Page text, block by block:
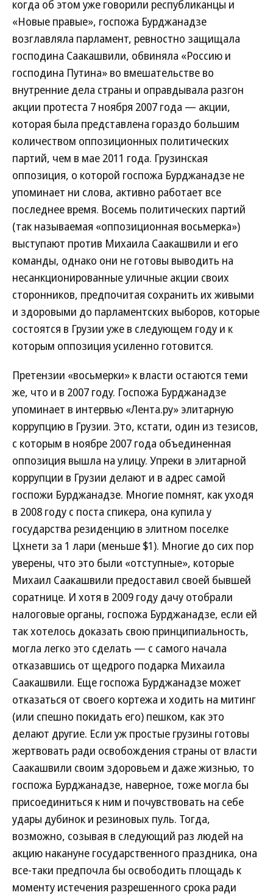
когда об этом уже говорили республиканцы и
«Новые правые», госпожа Бурджанадзе
возглавляла парламент, ревностно защищала
господина Саакашвили, обвиняла «Россию и
господина Путина» во вмешательстве во
внутренние дела страны и оправдывала разгон
акции протеста 7 ноября 2007 года — акции,
которая была представлена гораздо большим
количеством оппозиционных политических
партий, чем в мае 2011 года. Грузинская
оппозиция, о которой госпожа Бурджанадзе не
упоминает ни слова, активно работает все
последнее время. Восемь политических партий
(так называемая «оппозиционная восьмерка»)
выступают против Михаила Саакашвили и его
команды, однако они не готовы выводить на
несанкционированные уличные акции своих
сторонников, предпочитая сохранить их живыми
и здоровыми до парламентских выборов, которые
состоятся в Грузии уже в следующем году и к
которым оппозиция усиленно готовится.
Претензии «восьмерки» к власти остаются теми
же, что и в 2007 году. Госпожа Бурджанадзе
упоминает в интервью «Лента.ру» элитарную
коррупцию в Грузии. Это, кстати, один из тезисов,
с которым в ноябре 2007 года объединенная
оппозиция вышла на улицу. Упреки в элитарной
коррупции в Грузии делают и в адрес самой
госпожи Бурджанадзе. Многие помнят, как уходя
в 2008 году с поста спикера, она купила у
государства резиденцию в элитном поселке
Цхнети за 1 лари (меньше $1). Многие до сих пор
уверены, что это были «отступные», которые
Михаил Саакашвили предоставил своей бывшей
соратнице. И хотя в 2009 году дачу отобрали
налоговые органы, госпожа Бурджанадзе, если ей
так хотелось доказать свою принципиальность,
могла легко это сделать — с самого начала
отказавшись от щедрого подарка Михаила
Саакашвили. Еще госпожа Бурджанадзе может
отказаться от своего кортежа и ходить на митинг
(или спешно покидать его) пешком, как это
делают другие. Если уж простые грузины готовы
жертвовать ради освобождения страны от власти
Саакашвили своим здоровьем и даже жизнью, то
госпожа Бурджанадзе, наверное, тоже могла бы
присоединиться к ним и почувствовать на себе
удары дубинок и резиновых пуль. Тогда,
возможно, созывая в следующий раз людей на
акцию накануне государственного праздника, она
все-таки предпочла бы освободить площадь к
моменту истечения разрешенного срока ради